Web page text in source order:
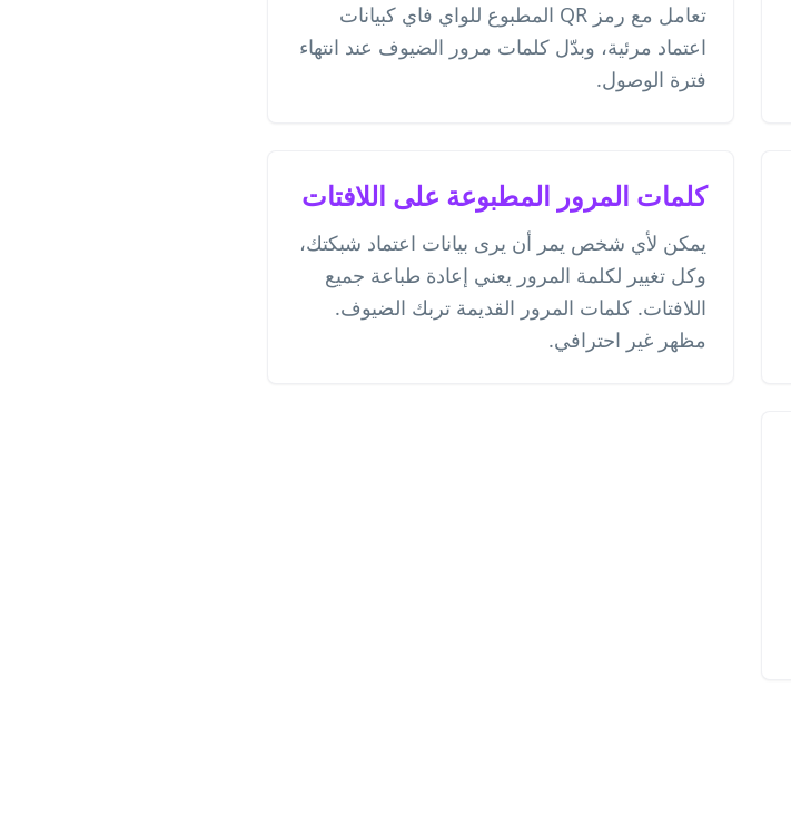
تعامل مع رمز QR المطبوع للواي فاي كبيانات
اعتماد مرئية، وبدّل كلمات مرور الضيوف عند انتهاء
فترة الوصول.
كلمات المرور المطبوعة على اللافتات
يمكن لأي شخص يمر أن يرى بيانات اعتماد شبكتك،
وكل تغيير لكلمة المرور يعني إعادة طباعة جميع
اللافتات. كلمات المرور القديمة تربك الضيوف.
مظهر غير احترافي.